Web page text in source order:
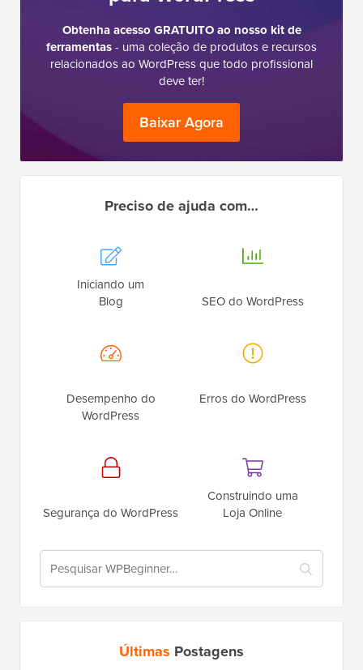
Obtenha acesso GRATUITO ao nosso kit de
ferramentas- uma coleção de produtos e recursos
relacionados ao WordPress que todo profissional
deve ter!
Baixar Agora
Preciso de ajuda com…
Iniciando um
Blog
SEO do WordPress
Desempenho do
WordPress
Erros do WordPress
Segurança do WordPress
Construindo uma
Loja Online
Últimas Postagens